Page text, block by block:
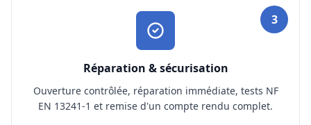
3
Réparation & sécurisation
Ouverture contrôlée, réparation immédiate, tests NF
EN 13241-1 et remise d'un compte rendu complet.